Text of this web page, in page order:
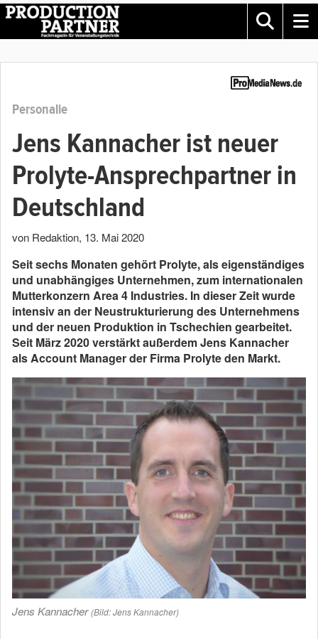
Personalie
Jens Kannacher ist neuer
Prolyte-Ansprechpartner in
Deutschland
von Redaktion, 13. Mai 2020
Seit sechs Monaten gehört Prolyte, als eigenständiges
und unabhängiges Unternehmen, zum internationalen
Mutterkonzern Area 4 Industries. In dieser Zeit wurde
intensiv an der Neustrukturierung des Unternehmens
und der neuen Produktion in Tschechien gearbeitet.
Seit März 2020 verstärkt außerdem Jens Kannacher
als Account Manager der Firma Prolyte den Markt.
Jens Kannacher (Bild: Jens Kannacher)